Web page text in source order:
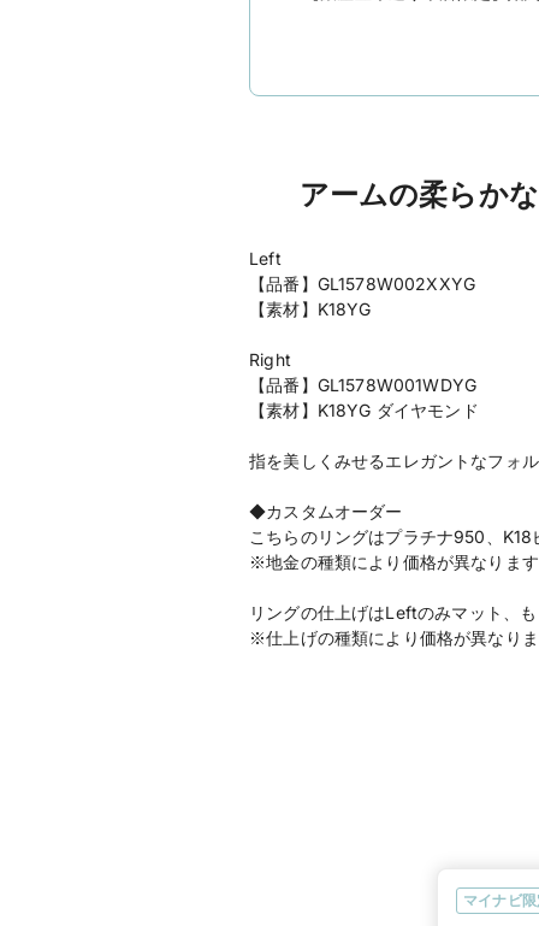
アームの柔らか
Left
【品番】GL1578W002XXYG
【素材】K18YG
Right
【品番】GL1578W001WDYG
【素材】K18YG ダイヤモンド
指を美しくみせるエレガントなフォ
◆カスタムオーダー
こちらのリングはプラチナ950、
※地金の種類により価格が異なりま
リングの仕上げはLeftのみマット、
※仕上げの種類により価格が異なり
マイナビ